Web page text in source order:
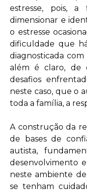
estresse, pois,
dimensionar e
o estresse
dificuldade que
diagnosticada
além é claro, de
desafios
neste caso, que o
toda a família, a
A construção da
de bases de
autista,
desenvolvimento
neste ambiente
se tenham